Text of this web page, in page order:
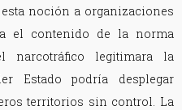
noción a organizaciones
el contenido de la norma
narcotráfico legitimara la
Estado podría desplegar
territorios sin control. La